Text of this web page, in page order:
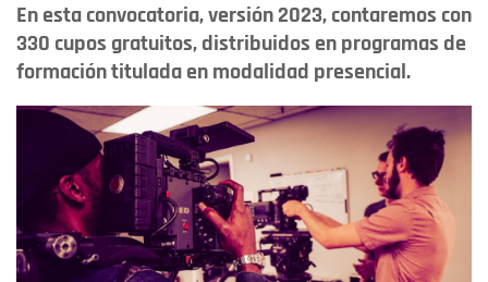
En esta convocatoria, versión 2023, contaremos con
330 cupos gratuitos, distribuidos en programas de
formación titulada en modalidad presencial.